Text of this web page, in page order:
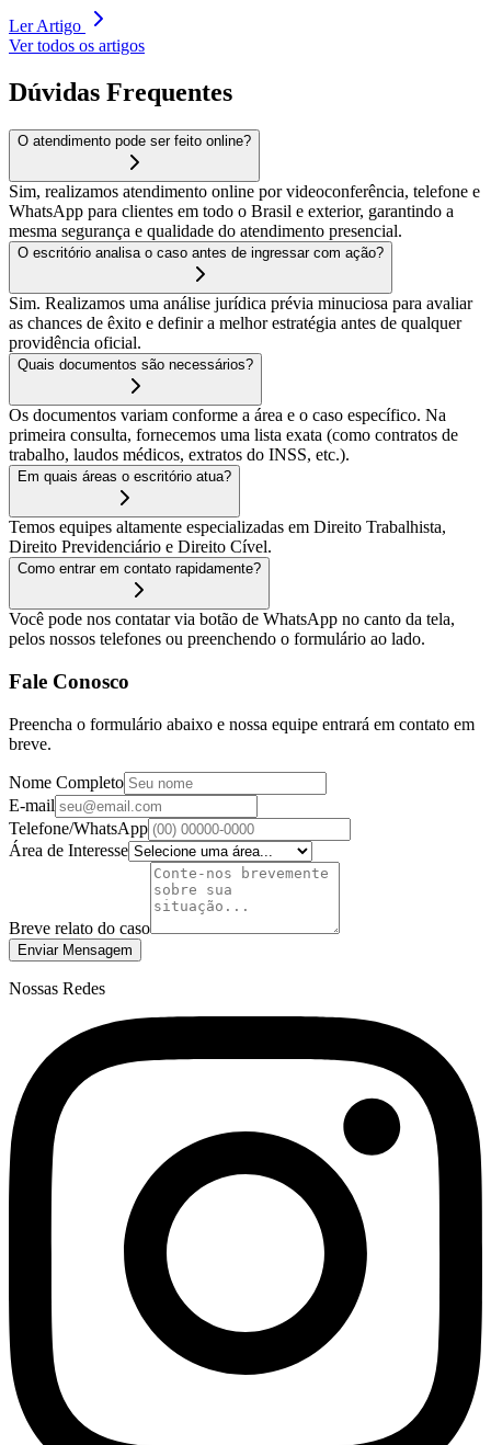
Ler Artigo
Ver todos os artigos
Dúvidas Frequentes
O atendimento pode ser feito online?
Sim, realizamos atendimento online por videoconferência, telefone e
WhatsApp para clientes em todo o Brasil e exterior, garantindo a
mesma segurança e qualidade do atendimento presencial.
O escritório analisa o caso antes de ingressar com ação?
Sim. Realizamos uma análise jurídica prévia minuciosa para avaliar
as chances de êxito e definir a melhor estratégia antes de qualquer
providência oficial.
Quais documentos são necessários?
Os documentos variam conforme a área e o caso específico. Na
primeira consulta, fornecemos uma lista exata (como contratos de
trabalho, laudos médicos, extratos do INSS, etc.).
Em quais áreas o escritório atua?
Temos equipes altamente especializadas em Direito Trabalhista,
Direito Previdenciário e Direito Cível.
Como entrar em contato rapidamente?
Você pode nos contatar via botão de WhatsApp no canto da tela,
pelos nossos telefones ou preenchendo o formulário ao lado.
Fale Conosco
Preencha o formulário abaixo e nossa equipe entrará em contato em
breve.
Nome Completo
E-mail
Telefone/WhatsApp
Área de Interesse
Breve relato do caso
Enviar Mensagem
Nossas Redes